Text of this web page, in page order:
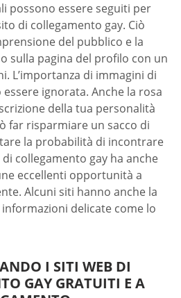
possono essere seguiti per
di collegamento gay. Ciò
del pubblico e la
sulla pagina del profilo con un
L’importanza di immagini di
ignorata. Anche la rosa
della tua personalità
far risparmiare un sacco di
la probabilità di incontrare
collegamento gay ha anche
eccellenti opportunità a
Alcuni siti hanno anche la
delicate come lo
I SITI WEB DI
GAY GRATUITI E A